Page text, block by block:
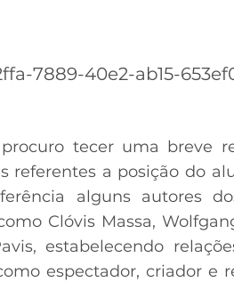
7889-40e2-ab15-
tecer uma breve
referentes a posição do
alguns autores
Clóvis Massa,
estabelecendo
espectador, criador e